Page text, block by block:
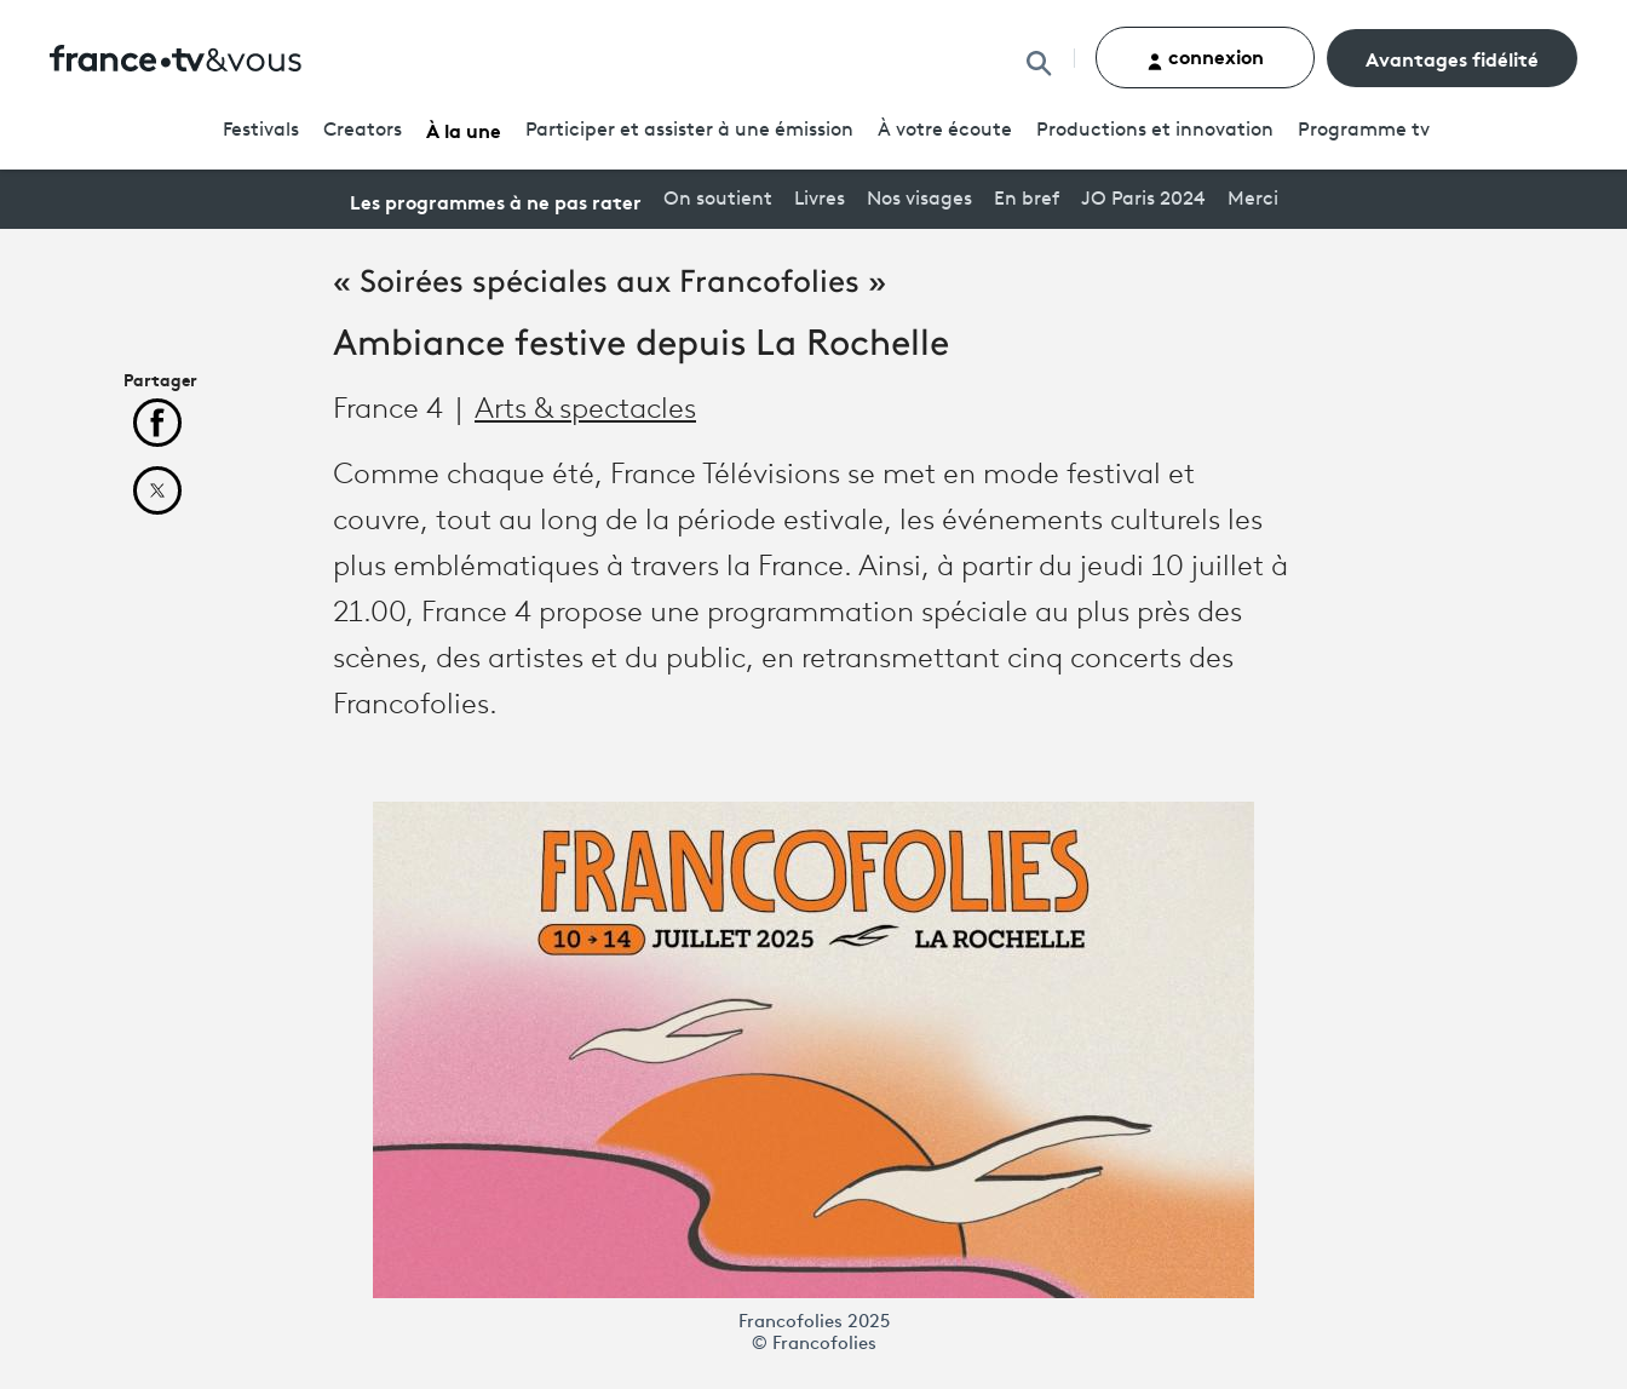
Rechercher un contenu
connexion Avantages fidélité
Festivals Creators À la une Participer et assister à une émission À votre écoute Productions et innovation Programme tv
Les programmes à ne pas rater On soutient Livres Nos visages En bref JO Paris 2024 Merci
« Soirées spéciales aux Francofolies »
Ambiance festive depuis La Rochelle
France 4 Arts & spectacles
Comme chaque été, France Télévisions se met en mode festival et
couvre, tout au long de la période estivale, les événements culturels les
plus emblématiques à travers la France. Ainsi, à partir du jeudi 10 juillet à
21.00, France 4 propose une programmation spéciale au plus près des
scènes, des artistes et du public, en retransmettant cinq concerts des
Francofolies.
Francofolies 2025
© Francofolies
Partager
Partager cet article sur Facebook
Partager cet article sur X